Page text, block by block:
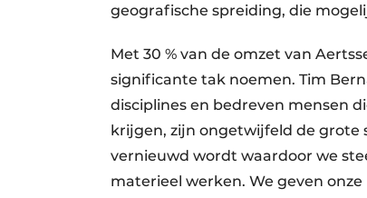
geografische spreiding, die
Met 30 % van de omzet van
significante tak noemen. Tim
disciplines en bedreven mensen
krijgen, zijn ongetwijfeld de grote
vernieuwd wordt waardoor we
materieel werken. We geven